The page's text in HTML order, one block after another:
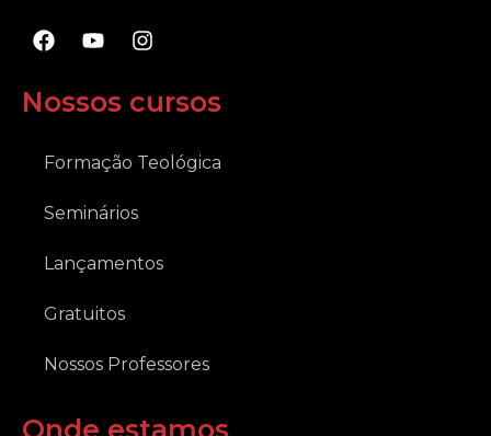
F
a
e
b
o
Y
o
t
u
e
I
n
t
a
r
Nossos cursos
Formação Teológica
Seminários
Lançamentos
Gratuitos
Nossos Professores